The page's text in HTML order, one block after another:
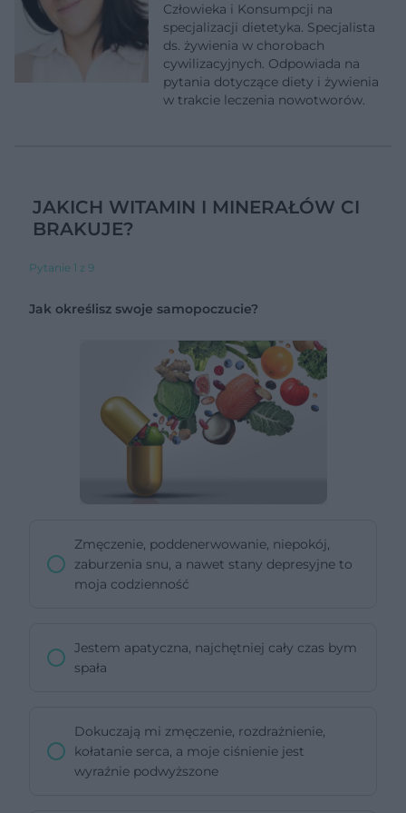
Człowieka i Konsumpcji na
specjalizacji dietetyka. Specjalista
ds. żywienia w chorobach
cywilizacyjnych. Odpowiada na
pytania dotyczące diety i żywienia
w trakcie leczenia nowotworów.
JAKICH WITAMIN I MINERAŁÓW CI
BRAKUJE?
Pytanie 1 z 9
Jak określisz swoje samopoczucie?
Zmęczenie, poddenerwowanie, niepokój,
zaburzenia snu, a nawet stany depresyjne to
moja codzienność
Jestem apatyczna, najchętniej cały czas bym
spała
Dokuczają mi zmęczenie, rozdrażnienie,
kołatanie serca, a moje ciśnienie jest
wyraźnie podwyższone